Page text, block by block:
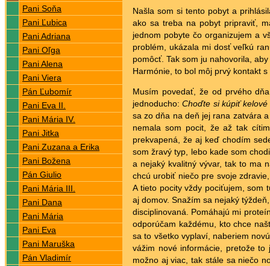
Pani Soňa
Pani Ľubica
Pani Adriana
Pani Oľga
Pani Alena
Pani Viera
Pán Ľubomír
Pani Eva II.
Pani Mária IV.
Pani Jitka
Pani Zuzana a Erika
Pani Božena
Pán Giulio
Pani Mária III.
Pani Dana
Pani Mária
Pani Eva
Pani Maruška
Pán Vladimír
Našla som si tento pobyt a
ako sa treba na pobyt pripraviť,
jednom pobyte čo organizujem a
problém, ukázala mi dosť veľkú
pomôcť. Tak som ju nahovorila,
Harmónie, to bol môj prvý kontakt
Musím povedať, že od prvého
jednoducho:Choďte si kúpiť
sa zo dňa na deň jej rana zatvára
nemala som pocit, že až tak
prekvapená, že aj keď chodím
som žravý typ, lebo kade som
a nejaký kvalitný vývar, tak to ma
chcú urobiť niečo pre svoje
A tieto pocity vždy pociťujem, som
aj domov. Snažím sa nejaký
disciplinovaná. Pomáhajú mi
odporúčam každému, kto chce
sa to všetko vyplaví, naberiem
vážim nové informácie, pretože
možno aj viac, tak stále sa niečo